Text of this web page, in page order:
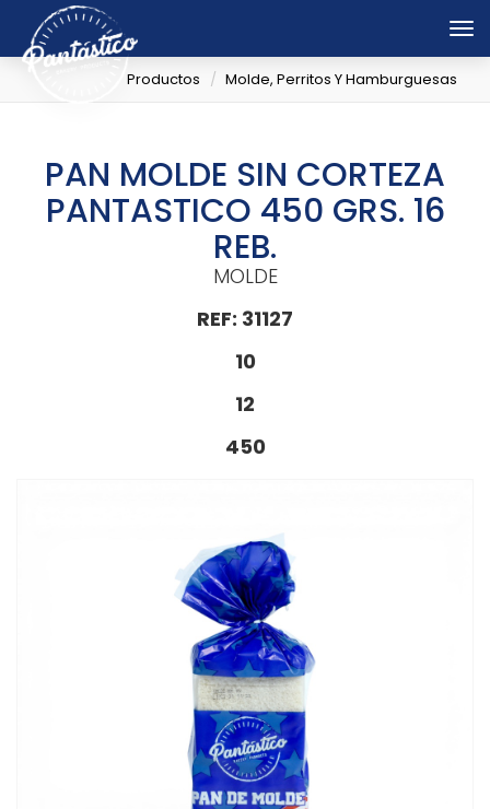
Productos Molde, Perritos Y Hamburguesas
PAN MOLDE SIN CORTEZA
PANTASTICO 450 GRS. 16
REB.
MOLDE
REF: 31127
10
12
450